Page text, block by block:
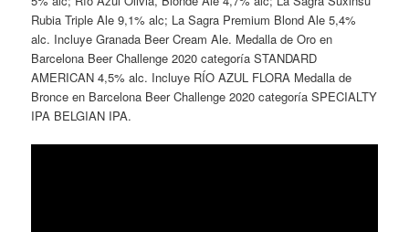
Rubia Triple Ale 9,1% alc; La Sagra Premium Blond Ale 5,4%
alc. Incluye Granada Beer Cream Ale. Medalla de Oro en
Barcelona Beer Challenge 2020 categoría STANDARD
AMERICAN 4,5% alc. Incluye RÍO AZUL FLORA Medalla de
Bronce en Barcelona Beer Challenge 2020 categoría SPECIALTY
IPA BELGIAN IPA.